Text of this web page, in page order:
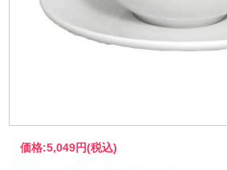
価格:5,049円(税込)